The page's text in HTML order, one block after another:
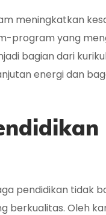
meningkatkan
program yang
bagian dari
energi dan
pendidikan tidak
berkualitas. Oleh